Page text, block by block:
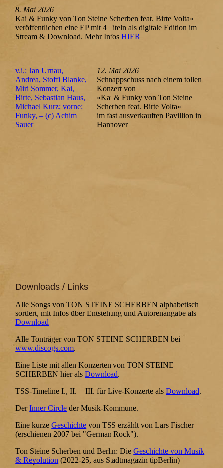
8. Mai 2026
Kai & Funky von Ton Steine Scherben feat. Birte Volta«
veröffentlichen eine EP mit 4 Titeln als digitale Edition im
Stream & Download. Mehr InfosHIER
v.i.: Jan Urnau,
Andrea, Stoffi Blanke,
Miri Sommer, Kai,
Birte, Sebastian Haus,
Michael Kurz; vorne:
Funky, – (c) Achim
Sauer
12. Mai 2026
Schnappschuss nach einem tollen
Konzert von
»Kai & Funky von Ton Steine
Scherben feat. Birte Volta«
im fast ausverkauften Pavillion in
Hannover
Downloads / Links
Alle Songs von TON STEINE SCHERBEN alphabetisch
sortiert, mit Infos über Entstehung und Autorenangabe als
Download
Alle Tonträger von TON STEINE SCHERBEN bei
www.discogs.com.
Eine Liste mit allen Konzerten von TON STEINE
SCHERBEN hier alsDownload.
TSS-Timeline I., II. + III. für Live-Konzerte alsDownload.
DerInner Circle der Musik-Kommune.
Eine kurzeGeschichte von TSS erzählt von Lars Fischer
(erschienen 2007 bei "German Rock").
Ton Steine Scherben und Berlin: DieGeschichte von Musik
& Revolution (2022-25, aus Stadtmagazin tipBerlin)